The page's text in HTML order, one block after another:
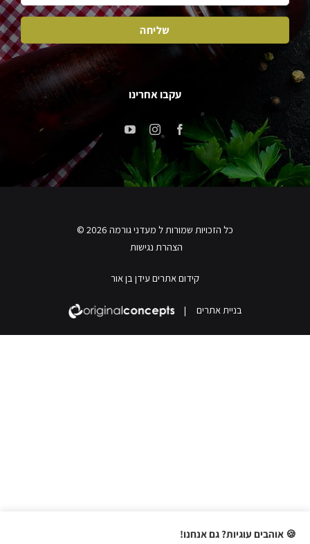
עקבו אחרינו
כל הזכויות שמורות ל מעדני גורמה 2026 ©
הצהרת נגישות
קידום אתרים עידן בן אור
בניית אתרים |
🍪 אוהבים עוגיות? גם אנחנו!